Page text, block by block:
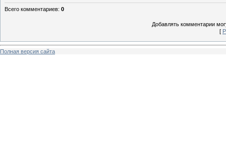
Всего комментариев: 0
Добавлять комментарии
[
Полная версия сайта